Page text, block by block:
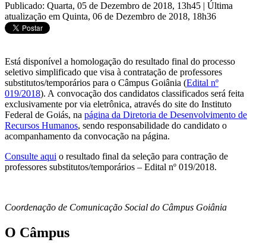
Publicado: Quarta, 05 de Dezembro de 2018, 13h45 | Última
atualização em Quinta, 06 de Dezembro de 2018, 18h36
Está disponível a homologação do resultado final do processo
seletivo simplificado que visa à contratação de professores
substitutos/temporários para o Câmpus Goiânia (Edital nº
019/2018). A convocação dos candidatos classificados será feita
exclusivamente por via eletrônica, através do site do Instituto
Federal de Goiás, na página da Diretoria de Desenvolvimento de
Recursos Humanos, sendo responsabilidade do candidato o
acompanhamento da convocação na página.
Consulte aqui o resultado final da seleção para contração de
professores substitutos/temporários – Edital nº 019/2018.
Coordenação de Comunicação Social do Câmpus Goiânia
O Câmpus